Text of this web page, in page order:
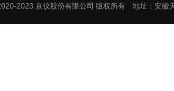
2023 京仪股份有限公司 版权所有 地址：安